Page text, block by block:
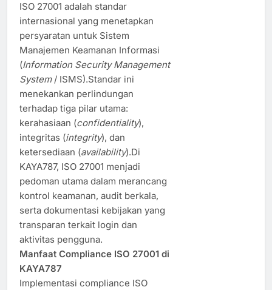
ISO 27001 adalah standar
internasional yang menetapkan
persyaratan untuk Sistem
Manajemen Keamanan Informasi
(Information Security Management
System/ ISMS).Standar ini
menekankan perlindungan
terhadap tiga pilar utama:
kerahasiaan (confidentiality),
integritas (integrity), dan
ketersediaan (availability).Di
KAYA787, ISO 27001 menjadi
pedoman utama dalam merancang
kontrol keamanan, audit berkala,
serta dokumentasi kebijakan yang
transparan terkait login dan
aktivitas pengguna.
Manfaat Compliance ISO 27001 di
KAYA787
Implementasi compliance ISO